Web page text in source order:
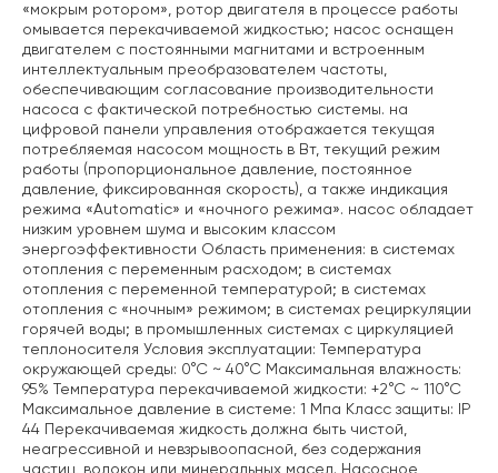
«мокрым ротором», ротор двигателя в процессе работы
омывается перекачиваемой жидкостью; насос оснащен
двигателем с постоянными магнитами и встроенным
интеллектуальным преобразователем частоты,
обеспечивающим согласование производительности
насоса с фактической потребностью системы. на
цифровой панели управления отображается текущая
потребляемая насосом мощность в Вт, текущий режим
работы (пропорциональное давление, постоянное
давление, фиксированная скорость), а также индикация
режима «Automatic» и «ночного режима». насос обладает
низким уровнем шума и высоким классом
энергоэффективности Область применения: в системах
отопления с переменным расходом; в системах
отопления с переменной температурой; в системах
отопления с «ночным» режимом; в системах рециркуляции
горячей воды; в промышленных системах с циркуляцией
теплоносителя Условия эксплуатации: Температура
окружающей среды: 0°С ~ 40°С Максимальная влажность:
95% Температура перекачиваемой жидкости: +2°С ~ 110°С
Максимальное давление в системе: 1 Мпа Класс защиты: IP
44 Перекачиваемая жидкость должна быть чистой,
неагрессивной и невзрывоопасной, без содержания
частиц, волокон или минеральных масел. Насосное